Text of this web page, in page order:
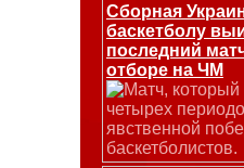
Сборная
баскетболу
последний
отборе на ЧМ
Матч, который
четырех
явственной
баскетболистов.